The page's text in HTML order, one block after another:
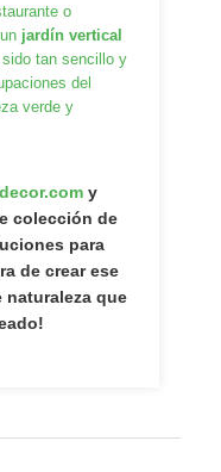
o
jardín vertical
sido tan sencillo y
del
verde y
y
colección de
para
de crear ese
que